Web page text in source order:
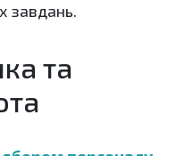
завдань.
та